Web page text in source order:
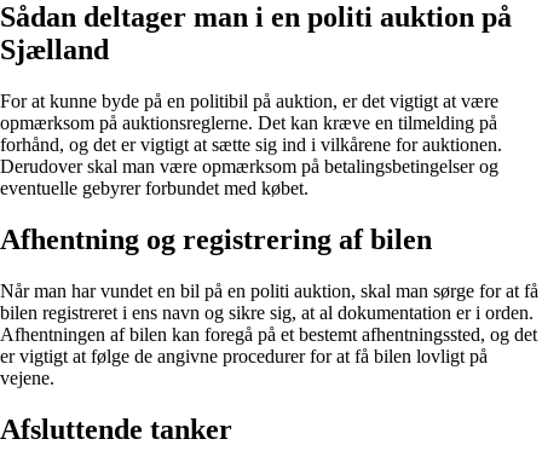
Sådan deltager man i en politi auktion på
Sjælland
For at kunne byde på en politibil på auktion, er det vigtigt at være
opmærksom på auktionsreglerne. Det kan kræve en tilmelding på
forhånd, og det er vigtigt at sætte sig ind i vilkårene for auktionen.
Derudover skal man være opmærksom på betalingsbetingelser og
eventuelle gebyrer forbundet med købet.
Afhentning og registrering af bilen
Når man har vundet en bil på en politi auktion, skal man sørge for at få
bilen registreret i ens navn og sikre sig, at al dokumentation er i orden.
Afhentningen af bilen kan foregå på et bestemt afhentningssted, og det
er vigtigt at følge de angivne procedurer for at få bilen lovligt på
vejene.
Afsluttende tanker